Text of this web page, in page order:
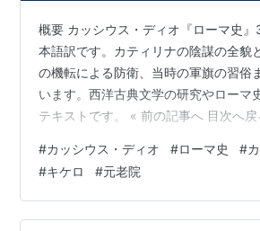
概要 カッシウス・ディオ『ローマ史
本語訳です。カティリナの陰謀の全貌
の機転による防衛、当時の軍旗の習俗
います。西洋古典文学の研究やローマ
テキストです。 « 前の記事へ 目次へ
#カッシウス・ディオ #ローマ史 #
#キケロ #元老院